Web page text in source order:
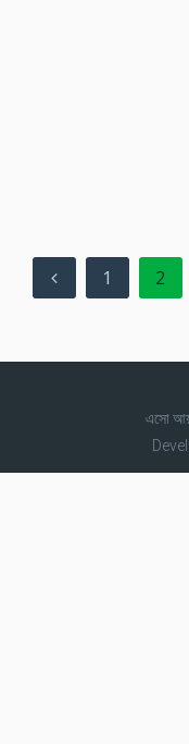
Posts
pagination
1 2
এসো